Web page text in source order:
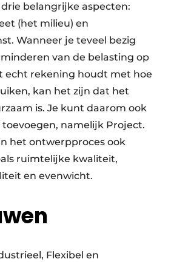
belangrijke aspecten:
(het milieu) en
Wanneer je teveel bezig
van de belasting op
echt rekening houdt met hoe
kan het zijn dat het
is. Je kunt daarom ook
toevoegen, namelijk Project.
het ontwerpproces ook
ruimtelijke kwaliteit,
en evenwicht.
Flexibel en